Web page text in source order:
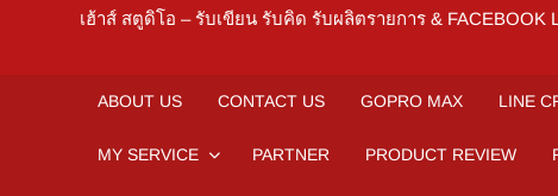
เฮ้าส์ สตูดิโอ – รับเขียน รับคิด รับผลิตรายการ & FACEBOOK
ABOUT US CONTACT US GOPRO MAX LINE
MY SERVICE PARTNER PRODUCT REVIEW